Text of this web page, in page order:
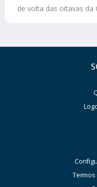
de volta das oitavas da
Termos